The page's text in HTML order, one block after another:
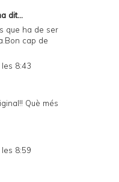
dit...
que ha de ser
cap de
8:43
Què més
8:59